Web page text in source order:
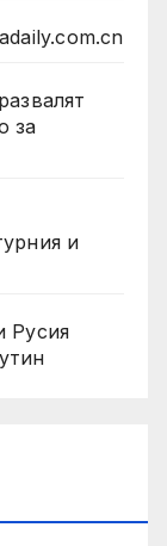
за
и
Русия